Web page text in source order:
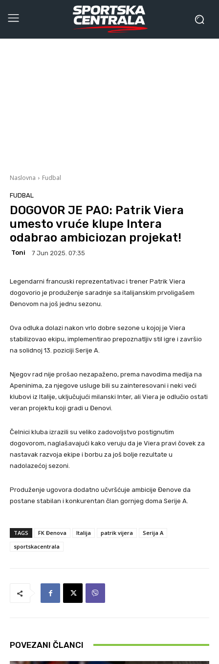
Naslovna Fudbal
FUDBAL
DOGOVOR JE PAO: Patrik Viera
umesto vruće klupe Intera
odabrao ambiciozan projekat!
Toni 7 Jun 2025. 07:35
Legendarni francuski reprezentativac i trener Patrik Viera
dogovorio je produženje saradnje sa italijanskim prvoligašem
Đenovom na još jednu sezonu.
Ova odluka dolazi nakon vrlo dobre sezone u kojoj je Viera
stabilizovao ekipu, implementirao prepoznatljiv stil igre i završio
na solidnoj 13. poziciji Serije A.
Njegov rad nije prošao nezapaženo, prema navodima medija na
Apeninima, za njegove usluge bili su zainteresovani i neki veći
klubovi iz Italije, uključujući milanski Inter, ali Viera je odlučio ostati
veran projektu koji gradi u Đenovi.
Čelnici kluba izrazili su veliko zadovoljstvo postignutim
dogovorom, naglašavajući kako veruju da je Viera pravi čovek za
nastavak razvoja ekipe i borbu za još bolje rezultate u
nadolazećoj sezoni.
Produženje ugovora dodatno učvršćuje ambicije Đenove da
postane stabilan i konkurentan član gornjeg doma Serije A.
TAGS FK Đenova Italija patrik vijera
Serija A
sportskacentrala
POVEZANI ČLANCI